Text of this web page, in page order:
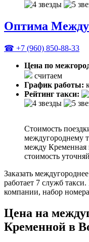
Оптима
☎ +7 (960) 850-88-33
Цена по
считаем
График работы:
Рейтинг такси:
Стоимость
междугороднему
между
стоимость
Заказать
работает 7 служб
компании, набор
Цена на
Кременной в